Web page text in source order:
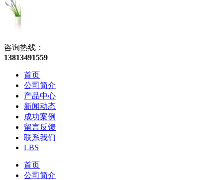
咨询热线：
13813491559
首页
公司简介
产品中心
新闻动态
成功案例
留言反馈
联系我们
LBS
首页
公司简介